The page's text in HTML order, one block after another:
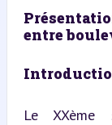
entre
Le XXème